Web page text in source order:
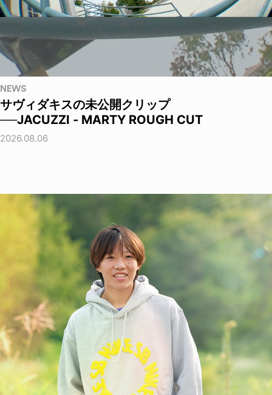
NEWS
サヴィダキスの未公開クリップ
──JACUZZI - MARTY ROUGH CUT
2026.08.06